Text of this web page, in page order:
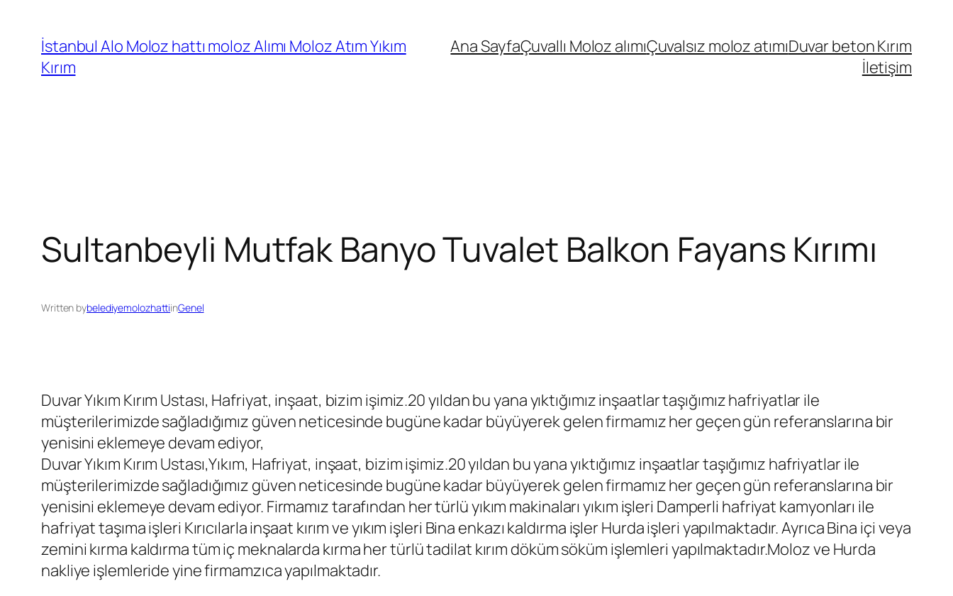
İstanbul Alo Moloz hattı moloz Alımı Moloz Atım Yıkım
Kırım
Ana SayfaÇuvallı Moloz alımıÇuvalsız moloz atımıDuvar beton Kırım
İletişim
Sultanbeyli Mutfak Banyo Tuvalet Balkon Fayans Kırımı
Written bybelediyemolozhattiinGenel
Duvar Yıkım Kırım Ustası, Hafriyat, inşaat, bizim işimiz.20 yıldan bu yana yıktığımız inşaatlar taşığımız hafriyatlar ile
müşterilerimizde sağladığımız güven neticesinde bugüne kadar büyüyerek gelen firmamız her geçen gün referanslarına bir
yenisini eklemeye devam ediyor,
Duvar Yıkım Kırım Ustası,Yıkım, Hafriyat, inşaat, bizim işimiz.20 yıldan bu yana yıktığımız inşaatlar taşığımız hafriyatlar ile
müşterilerimizde sağladığımız güven neticesinde bugüne kadar büyüyerek gelen firmamız her geçen gün referanslarına bir
yenisini eklemeye devam ediyor. Firmamız tarafından her türlü yıkım makinaları yıkım işleri Damperli hafriyat kamyonları ile
hafriyat taşıma işleri Kırıcılarla inşaat kırım ve yıkım işleri Bina enkazı kaldırma işler Hurda işleri yapılmaktadır. Ayrıca Bina içi veya
zemini kırma kaldırma tüm iç meknalarda kırma her türlü tadilat kırım döküm söküm işlemleri yapılmaktadır.Moloz ve Hurda
nakliye işlemleride yine firmamzıca yapılmaktadır.